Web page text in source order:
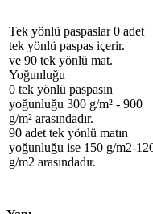
Tek yönlü paspaslar 0 adet
tek yönlü paspas içerir.
ve 90 tek yönlü mat.
Yoğunluğu
0 tek yönlü paspasın
yoğunluğu 300 g/m² - 900
g/m² arasındadır.
90 adet tek yönlü matın
yoğunluğu ise 150 g/m2-
g/m2 arasındadır.